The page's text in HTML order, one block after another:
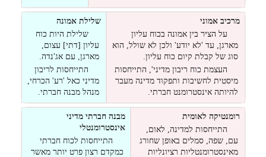
מרכיב אמוני
על הציר בין אמונה בכוח עליון
מארגן, עד 'לא יודע' ולכן לא שולל, הוא
סוג של קבלת קיום כוח עליון.
העצמת כוח ריבון מדיני', התייחסות
מיסטית לחשיבות ותפקוד מדינה מעבר
להיותה אינסטרומנט חברתי.
שלילת אמונה
שלילת היות כוח
עליון [דתי] עצום,
מארגן, עם אג'נדה.
התייחסות לריבון
מדיני כאל 'רע' הכרחי,
מנהל מבנה חברתי.
רומנטיקה לאומית
התייחסות למדינה, לאום,
עם, שפה, סמלים באופן שחורג
מאינסטרומנטליות רציונליות
מבנה חברתי מדיני
אינסטרומנטלי
התייחסות לכוח חברתי
כמקדם רצון פרט יותר מאשר